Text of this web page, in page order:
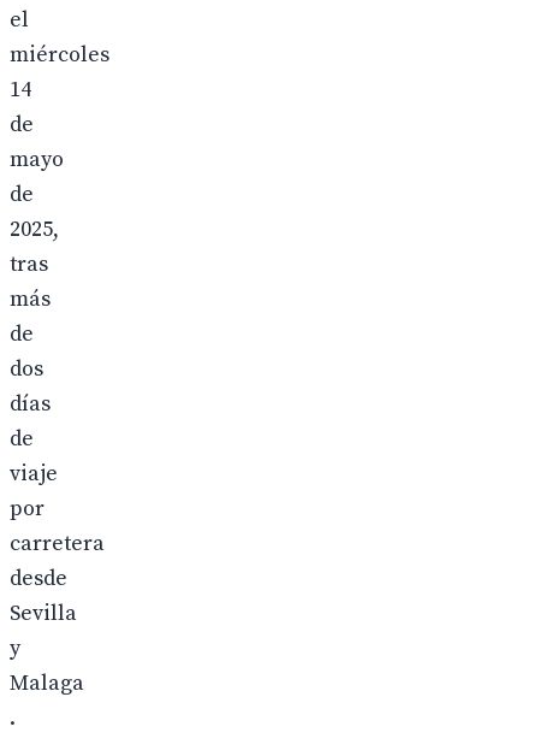
el
miércoles
14
de
mayo
de
2025,
tras
más
de
dos
días
de
viaje
por
carretera
desde
Sevilla
y
Malaga
.